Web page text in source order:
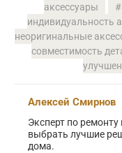
аксессуары
индивидуальность
неоригинальные
совместимость
Алексей Смирнов
Эксперт по
выбрать лучшие
дома.